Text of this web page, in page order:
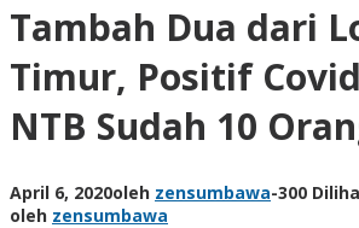
Tambah Dua dari
Timur, Positif
NTB Sudah 10
April 6, 2020oleh zensumbawa-300
oleh zensumbawa